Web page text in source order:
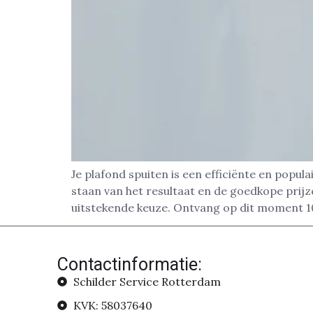
Je plafond spuiten is een efficiënte en
staan van het resultaat en de goedkope
uitstekende keuze. Ontvang op dit moment
Contactinformatie:
Schilder Service Rotterdam
KVK: 58037640